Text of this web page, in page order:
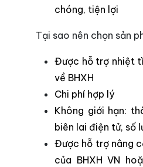
chóng, tiện lợi
Tại sao nên chọn sản
Được hỗ trợ nhiệt
về BHXH
Chi phí hợp lý
Không giới hạn:
biên lai điện tử, số
Được hỗ trợ nâng
của BHXH VN